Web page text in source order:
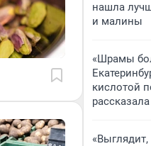
нашла
и малины
«Шрамы
кислотой
«Выглядит,